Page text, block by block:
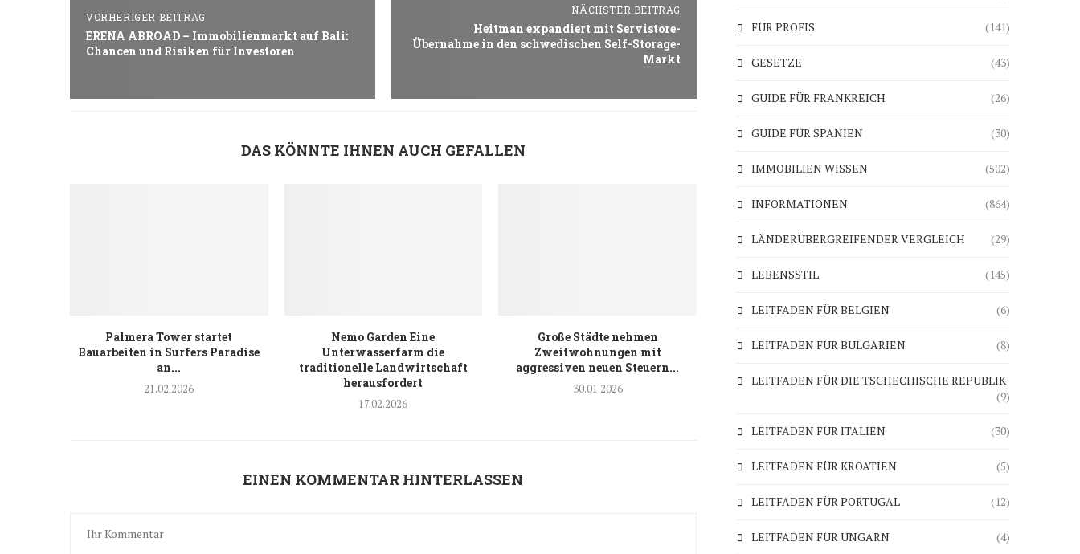
VORHERIGER BEITRAG
ERENA ABROAD – Immobilienmarkt auf Bali:
Chancen und Risiken für Investoren
NÄCHSTER BEITRAG
Heitman expandiert mit Servistore-
Übernahme in den schwedischen Self-Storage-
Markt
DAS KÖNNTE IHNEN AUCH GEFALLEN
Palmera Tower startet
Bauarbeiten in Surfers Paradise
an...
21.02.2026
Nemo Garden Eine
Unterwasserfarm die
traditionelle Landwirtschaft
herausfordert
17.02.2026
Große Städte nehmen
Zweitwohnungen mit
aggressiven neuen Steuern...
30.01.2026
EINEN KOMMENTAR HINTERLASSEN
FÜR PROFIS (141)
GESETZE (43)
GUIDE FÜR FRANKREICH (26)
GUIDE FÜR SPANIEN (30)
IMMOBILIEN WISSEN (502)
INFORMATIONEN (864)
LÄNDERÜBERGREIFENDER VERGLEICH (29)
LEBENSSTIL (145)
LEITFADEN FÜR BELGIEN (6)
LEITFADEN FÜR BULGARIEN (8)
LEITFADEN FÜR DIE TSCHECHISCHE REPUBLIK
(9)
LEITFADEN FÜR ITALIEN (30)
LEITFADEN FÜR KROATIEN (5)
LEITFADEN FÜR PORTUGAL (12)
LEITFADEN FÜR UNGARN (4)